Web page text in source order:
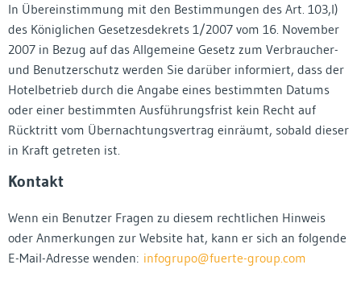
In Übereinstimmung mit den Bestimmungen des Art. 103,l)
des Königlichen Gesetzesdekrets 1/2007 vom 16. November
2007 in Bezug auf das Allgemeine Gesetz zum Verbraucher-
und Benutzerschutz werden Sie darüber informiert, dass der
Hotelbetrieb durch die Angabe eines bestimmten Datums
oder einer bestimmten Ausführungsfrist kein Recht auf
Rücktritt vom Übernachtungsvertrag einräumt, sobald dieser
in Kraft getreten ist.
Kontakt
Wenn ein Benutzer Fragen zu diesem rechtlichen Hinweis
oder Anmerkungen zur Website hat, kann er sich an folgende
E-Mail-Adresse wenden: infogrupo@fuerte-group.com